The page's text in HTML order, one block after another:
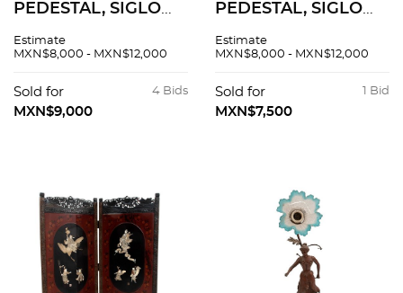
PEDESTAL, SIGLO
mármol. Cuentan
cuadradas, fuste a
manera de columna
Estimate
MXN$8,000 - MXN$12,000
4 Bids
Sold for
MXN$9,000
PEDESTAL, SIGLO
mármol. Cuentan
cuadradas, fuste a
manera de columna
Estimate
MXN$8,000 - MXN$12,000
1 Bid
Sold for
MXN$7,500